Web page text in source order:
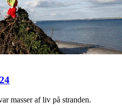
masser af liv på stranden.